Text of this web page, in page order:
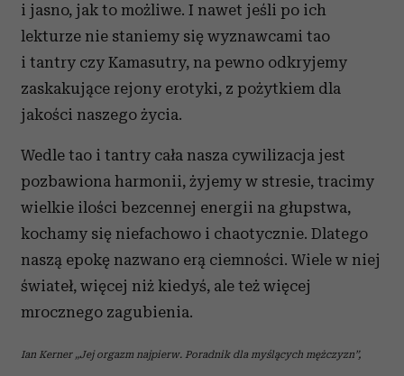
i jasno, jak to możliwe. I nawet jeśli po ich
lekturze nie staniemy się wyznawcami tao
i tantry czy Kamasutry, na pewno odkryjemy
zaskakujące rejony erotyki, z pożytkiem dla
jakości naszego życia.
Wedle tao i tantry cała nasza cywilizacja jest
pozbawiona harmonii, żyjemy w stresie, tracimy
wielkie ilości bezcennej energii na głupstwa,
kochamy się niefachowo i chaotycznie. Dlatego
naszą epokę nazwano erą ciemności. Wiele w niej
świateł, więcej niż kiedyś, ale też więcej
mrocznego zagubienia.
Ian Kerner „Jej orgazm najpierw. Poradnik dla myślących mężczyzn”,